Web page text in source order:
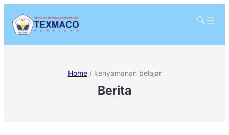
Home / kenyamanan belajar
Berita